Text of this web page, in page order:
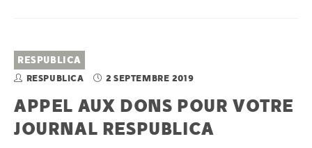
RESPUBLICA
RESPUBLICA 2 SEPTEMBRE 2019
APPEL AUX DONS POUR VOTRE
JOURNAL RESPUBLICA